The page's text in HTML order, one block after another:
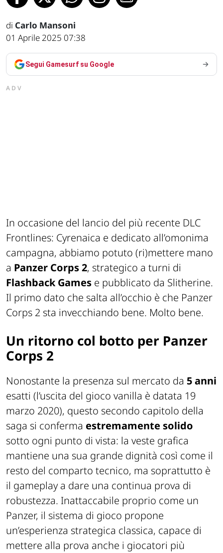
di Carlo Mansoni
01 Aprile 2025 07:38
Segui Gamesurf su Google
ADV
In occasione del lancio del più recente DLC
Frontlines: Cyrenaica e dedicato all’omonima
campagna, abbiamo potuto (ri)mettere mano
a Panzer Corps 2, strategico a turni di
Flashback Games e pubblicato da Slitherine.
Il primo dato che salta all’occhio è che Panzer
Corps 2 sta invecchiando bene. Molto bene.
Un ritorno col botto per Panzer
Corps 2
Nonostante la presenza sul mercato da 5 anni
esatti (l’uscita del gioco vanilla è datata 19
marzo 2020), questo secondo capitolo della
saga si conferma estremamente solido
sotto ogni punto di vista: la veste grafica
mantiene una sua grande dignità così come il
resto del comparto tecnico, ma soprattutto è
il gameplay a dare una continua prova di
robustezza. Inattaccabile proprio come un
Panzer, il sistema di gioco propone
un’esperienza strategica classica, capace di
mettere alla prova anche i giocatori più